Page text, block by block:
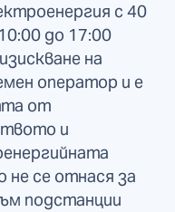
с 40
до 17:00
на
оператор и е
от
и
се отнася за
подстанции